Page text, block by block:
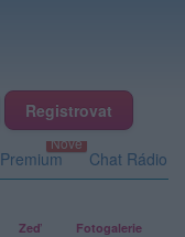
Registrovat
Premium Chat Rádio
Zeď Fotogalerie